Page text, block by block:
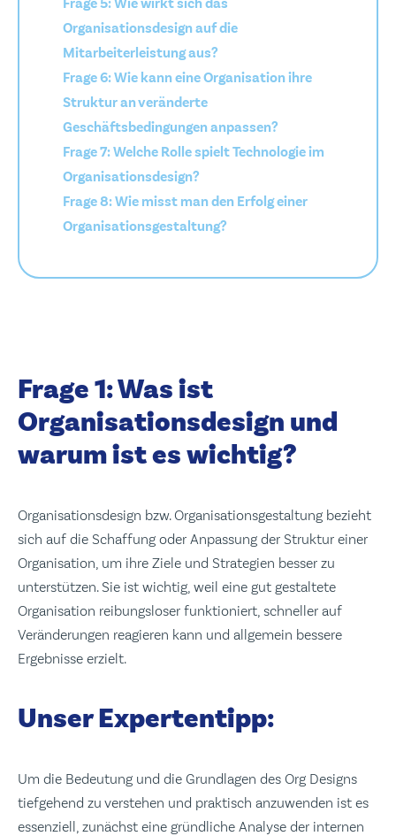
Organisationsdesign auf die
Mitarbeiterleistung aus?
Frage 6: Wie kann eine Organisation ihre
Struktur an veränderte
Geschäftsbedingungen anpassen?
Frage 7: Welche Rolle spielt Technologie im
Organisationsdesign?
Frage 8: Wie misst man den Erfolg einer
Organisationsgestaltung?
Frage 1: Was ist
Organisationsdesign und
warum ist es wichtig?
Organisationsdesign bzw. Organisationsgestaltung bezieht
sich auf die Schaffung oder Anpassung der Struktur einer
Organisation, um ihre Ziele und Strategien besser zu
unterstützen. Sie ist wichtig, weil eine gut gestaltete
Organisation reibungsloser funktioniert, schneller auf
Veränderungen reagieren kann und allgemein bessere
Ergebnisse erzielt.
Unser Expertentipp:
Um die Bedeutung und die Grundlagen des Org Designs
tiefgehend zu verstehen und praktisch anzuwenden ist es
essenziell, zunächst eine gründliche Analyse der internen